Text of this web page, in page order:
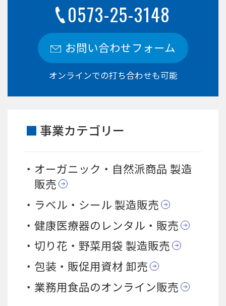
0573-25-3148
お問い合わせフォーム
オンラインでの打ち合わせも可能
事業カテゴリー
オーガニック・自然派商品 製造
販売
ラベル・シール 製造販売
健康医療器のレンタル・販売
切り花・野菜用袋 製造販売
包装・販促用資材 卸売
業務用食品のオンライン販売